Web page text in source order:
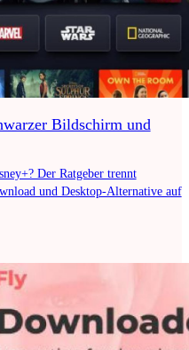
Bildschirm und
Der Ratgeber trennt
und Desktop-Alternative auf